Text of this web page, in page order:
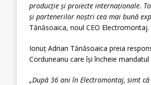
producție și proiecte internaționale.
și partenerilor noștri cea mai bună
Tănăsoaica, noul CEO Electromontaj.
Ionuț Adrian Tănăsoaica preia
Corduneanu care își încheie
„După 36 ani în Electromontaj, simt